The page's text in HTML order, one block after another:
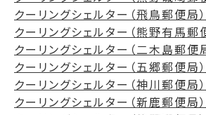
クーリングシェルター（飛鳥郵便局）
クーリングシェルター（熊野有馬郵
クーリングシェルター（二木島郵便
クーリングシェルター（五郷郵便局）
クーリングシェルター（神川郵便局）
クーリングシェルター（新鹿郵便局）